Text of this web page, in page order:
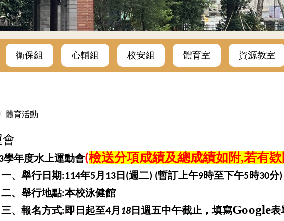
衛保組 心輔組 校安組 體育室 資源教室
體育活動
學年度水上運動會(檢送分項成績及總成績如附,若有
一、舉行日期:114年5 月 13 日 (週二) (暫訂上午9時至下午5時30分)
二、舉行地點:本校泳健館
三、報名方式:即日起至4 月 18 日週五中午截止 ，填寫Google表